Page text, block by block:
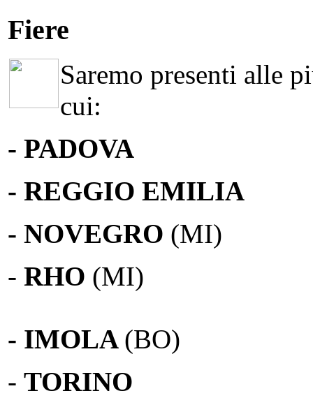
Fiere
Saremo presenti alle
cui:
- PADOVA
- REGGIO EMILIA
- NOVEGRO (MI)
- RHO (MI)
- IMOLA (BO)
- TORINO